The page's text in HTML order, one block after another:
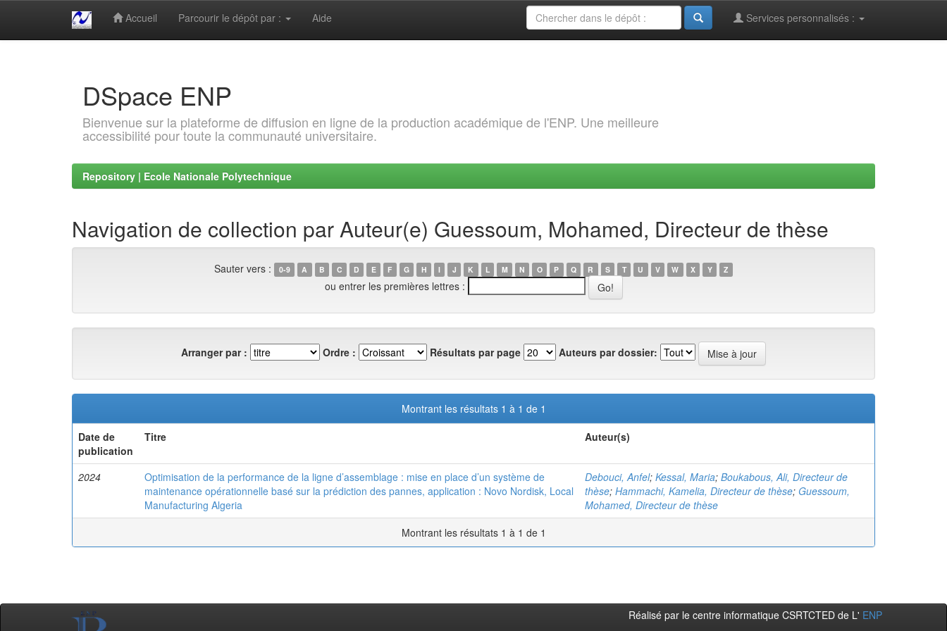
Accueil Parcourir le dépôt par : Aide Services personnalisés :
DSpace ENP
Bienvenue sur la plateforme de diffusion en ligne de la production académique de l'ENP. Une meilleure
accessibilité pour toute la communauté universitaire.
Repository | Ecole Nationale Polytechnique
Navigation de collection par Auteur(e) Guessoum, Mohamed, Directeur de thèse
Sauter vers : 0-9 A B C D E F G H I J K L M N O P Q R S T U V W X Y Z
ou entrer les premières lettres :
Arranger par : Ordre : Résultats par page Auteurs par dossier:
Montrant les résultats 1 à 1 de 1
Date de
publication
Titre Auteur(s)
2024
Optimisation de la performance de la ligne d’assemblage : mise en place d’un système de
maintenance opérationnelle basé sur la prédiction des pannes, application : Novo Nordisk, Local
Manufacturing Algeria
Debouci, Anfel; Kessal, Maria; Boukabous, Ali, Directeur de
thèse; Hammachi, Kamelia, Directeur de thèse; Guessoum,
Mohamed, Directeur de thèse
Montrant les résultats 1 à 1 de 1
Réalisé par le centre informatique CSRTCTED de L' ENP